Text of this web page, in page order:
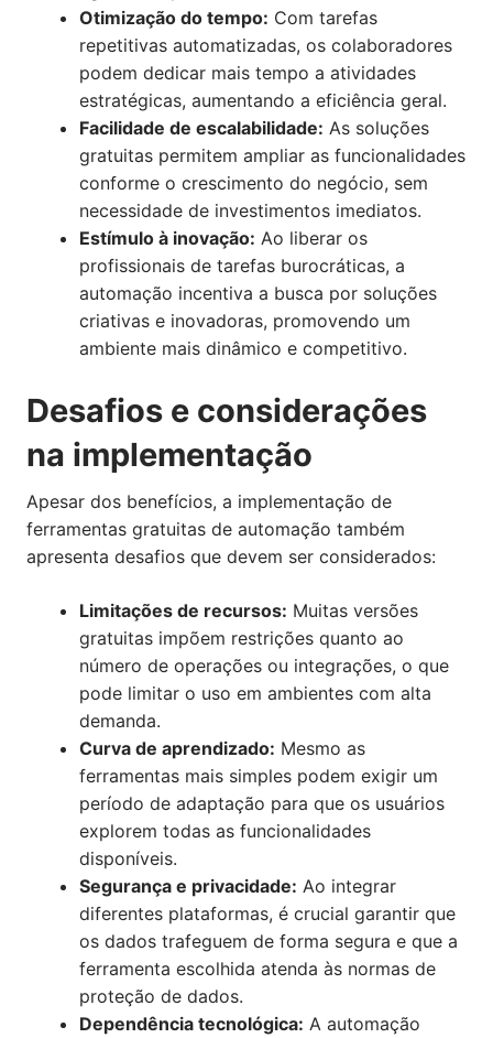
Otimização do tempo: Com tarefas
repetitivas automatizadas, os colaboradores
podem dedicar mais tempo a atividades
estratégicas, aumentando a eficiência geral.
Facilidade de escalabilidade: As soluções
gratuitas permitem ampliar as funcionalidades
conforme o crescimento do negócio, sem
necessidade de investimentos imediatos.
Estímulo à inovação: Ao liberar os
profissionais de tarefas burocráticas, a
automação incentiva a busca por soluções
criativas e inovadoras, promovendo um
ambiente mais dinâmico e competitivo.
Desafios e considerações
na implementação
Apesar dos benefícios, a implementação de
ferramentas gratuitas de automação também
apresenta desafios que devem ser considerados:
Limitações de recursos: Muitas versões
gratuitas impõem restrições quanto ao
número de operações ou integrações, o que
pode limitar o uso em ambientes com alta
demanda.
Curva de aprendizado: Mesmo as
ferramentas mais simples podem exigir um
período de adaptação para que os usuários
explorem todas as funcionalidades
disponíveis.
Segurança e privacidade: Ao integrar
diferentes plataformas, é crucial garantir que
os dados trafeguem de forma segura e que a
ferramenta escolhida atenda às normas de
proteção de dados.
Dependência tecnológica: A automação